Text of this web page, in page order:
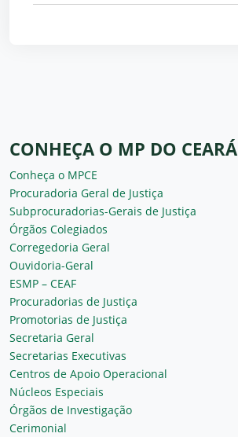
CONHEÇA O MP DO CEARÁ
Conheça o MPCE
Procuradoria Geral de Justiça
Subprocuradorias-Gerais de Justiça
Órgãos Colegiados
Corregedoria Geral
Ouvidoria-Geral
ESMP – CEAF
Procuradorias de Justiça
Promotorias de Justiça
Secretaria Geral
Secretarias Executivas
Centros de Apoio Operacional
Núcleos Especiais
Órgãos de Investigação
Cerimonial